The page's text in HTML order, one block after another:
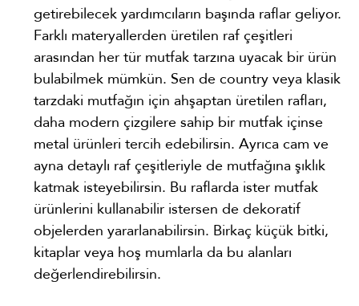
getirebilecek yardımcıların başında raflar geliyor.
Farklı materyallerden üretilen raf çeşitleri
arasından her tür mutfak tarzına uyacak bir ürün
bulabilmek mümkün. Sen de country veya klasik
tarzdaki mutfağın için ahşaptan üretilen rafları,
daha modern çizgilere sahip bir mutfak içinse
metal ürünleri tercih edebilirsin. Ayrıca cam ve
ayna detaylı raf çeşitleriyle de mutfağına şıklık
katmak isteyebilirsin. Bu raflarda ister mutfak
ürünlerini kullanabilir istersen de dekoratif
objelerden yararlanabilirsin. Birkaç küçük bitki,
kitaplar veya hoş mumlarla da bu alanları
değerlendirebilirsin.